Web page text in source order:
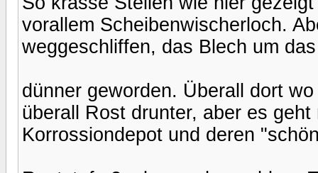
vorallem Scheibenwischerloch.
weggeschliffen, das Blech um
dünner geworden. Überall dort
überall Rost drunter, aber es
Korrossiondepot und deren